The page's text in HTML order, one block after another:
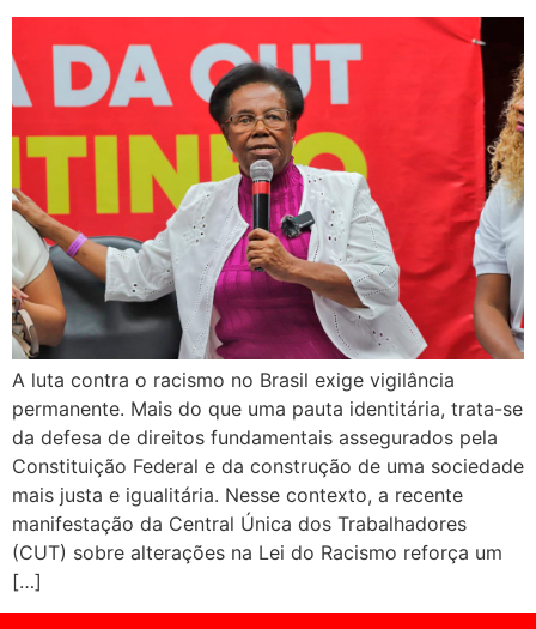
A luta contra o racismo no Brasil exige vigilância
permanente. Mais do que uma pauta identitária, trata-se
da defesa de direitos fundamentais assegurados pela
Constituição Federal e da construção de uma sociedade
mais justa e igualitária. Nesse contexto, a recente
manifestação da Central Única dos Trabalhadores
(CUT) sobre alterações na Lei do Racismo reforça um
[…]